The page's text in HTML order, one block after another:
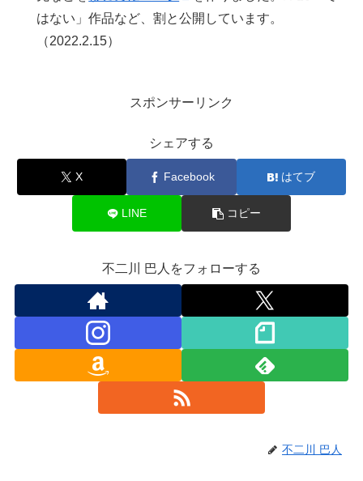
はない」作品など、割と公開しています。
（2022.2.15）
スポンサーリンク
シェアする
X Facebook はてブ
LINE コピー
不二川 巴人をフォローする
不二川 巴人